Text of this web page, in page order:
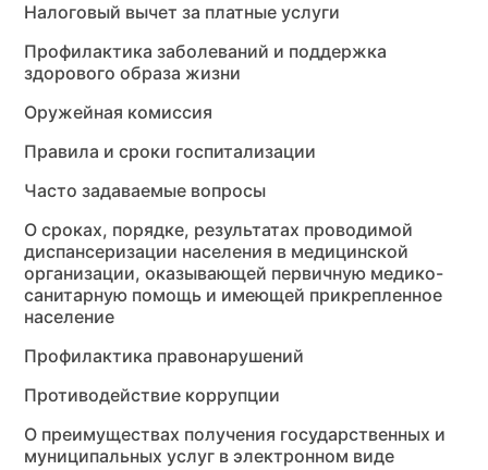
Налоговый вычет за платные услуги
Профилактика заболеваний и поддержка
здорового образа жизни
Оружейная комиссия
Правила и сроки госпитализации
Часто задаваемые вопросы
О сроках, порядке, результатах проводимой
диспансеризации населения в медицинской
организации, оказывающей первичную медико-
санитарную помощь и имеющей прикрепленное
население
Профилактика правонарушений
Противодействие коррупции
О преимуществах получения государственных и
муниципальных услуг в электронном виде